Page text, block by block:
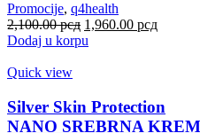
Promocije, q4health
2,100.00рсд Оригинална
цена
1,960.00 рсд
Dodaj u korpu
Quick view
Silver Skin Protection
NANO SREBRNA